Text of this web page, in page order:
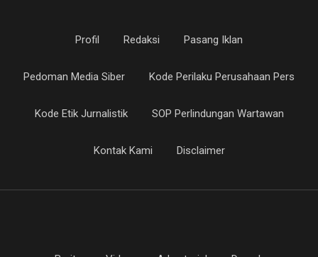
Profil Redaksi Pasang Iklan
Pedoman Media Siber Kode Perilaku Perusahaan Pers
Kode Etik Jurnalistik SOP Perlindungan Wartawan
Kontak Kami Disclaimer